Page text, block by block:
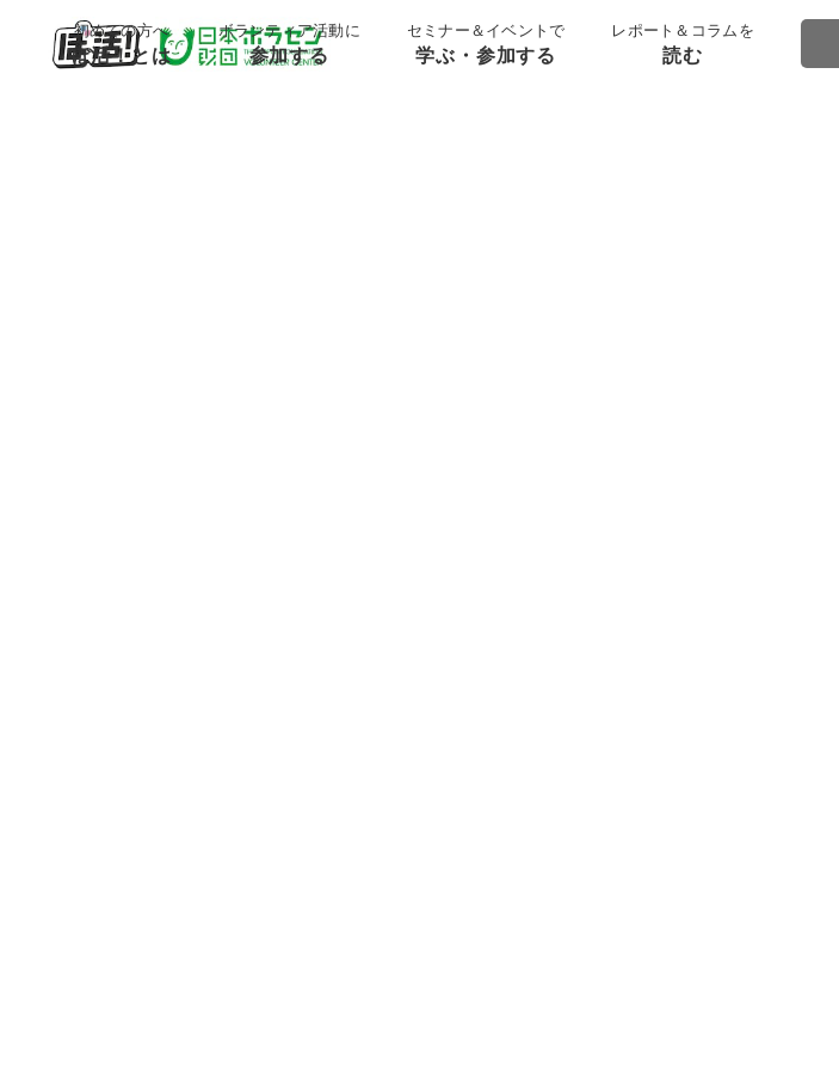
初めての方へ
ぼ活！とは
ボランティア活動に
参加する
セミナー＆イベントで
学ぶ・参加する
レポート＆コラムを
読む